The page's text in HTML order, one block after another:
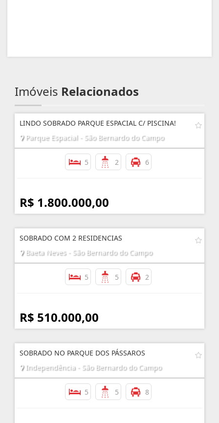
Imóveis Relacionados
LINDO SOBRADO PARQUE ESPACIAL C/ PISCINA!
Parque Espacial - São Bernardo do Campo
5 2 6
R$ 1.800.000,00
SOBRADO COM 2 RESIDENCIAS
Baeta Neves - São Bernardo do Campo
5 5 2
R$ 510.000,00
SOBRADO NO PARQUE DOS PÁSSAROS
Independência - São Bernardo do Campo
5 5 8